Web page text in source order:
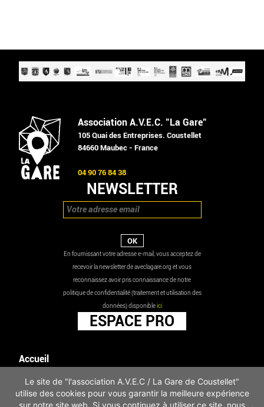
Association A.V.E.C. "La Gare"
105 Quai des Entreprises. Coustellet
84660 Maubec - France
04 90 76 84 38
NEWSLETTER
En fournissant votre adresse e-mail, vous acceptez de
recevoir la newsletter de aveclagare.org et vous
reconnaissez avoir pris connaissance de notre
politique de confidentialité (traitement et utilisation des
données) disponibleici
ESPACE PRO
Accueil
Les actualités
Mentions légales
Le site de "l'association A.V.E.C / La Gare de Coustellet"
utilise des cookies pour vous garantir la meilleure expérience
sur notre site web. Si vous continuez à utiliser ce site, nous